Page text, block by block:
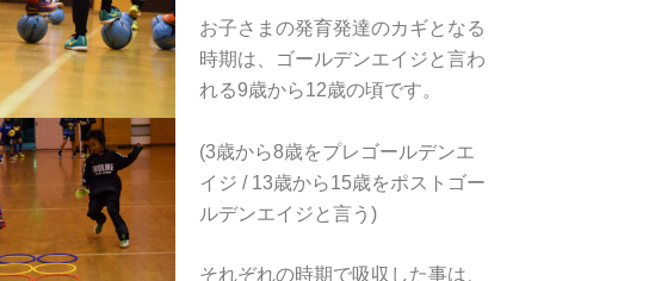
お子さまの発育発達のカギとなる
時期は、ゴールデンエイジと言わ
れる9歳から12歳の頃です。
(3歳から8歳をプレゴールデンエ
イジ / 13歳から15歳をポストゴー
ルデンエイジと言う)
それぞれの時期で吸収した事は、